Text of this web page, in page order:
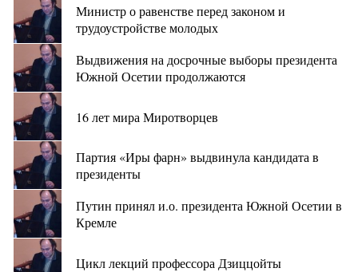
Министр о равенстве перед законом и
трудоустройстве молодых
Выдвижения на досрочные выборы президента
Южной Осетии продолжаются
16 лет мира Миротворцев
Партия «Иры фарн» выдвинула кандидата в
президенты
Путин принял и.о. президента Южной Осетии в
Кремле
Цикл лекций профессора Дзиццойты